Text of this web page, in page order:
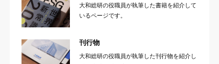
大和総研の役職員が執筆した書籍を紹介して
いるページです。
刊行物
大和総研の役職員が執筆した刊行物を紹介し